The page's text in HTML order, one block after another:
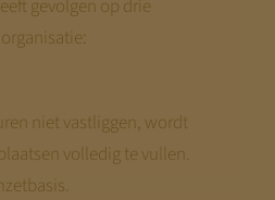
gevolgen op drie
niet vastliggen, wordt
volledig te vullen.